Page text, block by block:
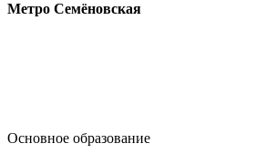
Метро Семёновская
Основное образование